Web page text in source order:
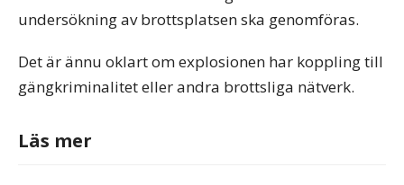
undersökning av brottsplatsen ska genomföras.
Det är ännu oklart om explosionen har koppling till
gängkriminalitet eller andra brottsliga nätverk.
Läs mer